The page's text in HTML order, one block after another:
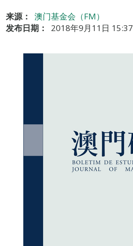
来源：
澳门基金会（FM）
发布日期：
2018年9月11日 15:37